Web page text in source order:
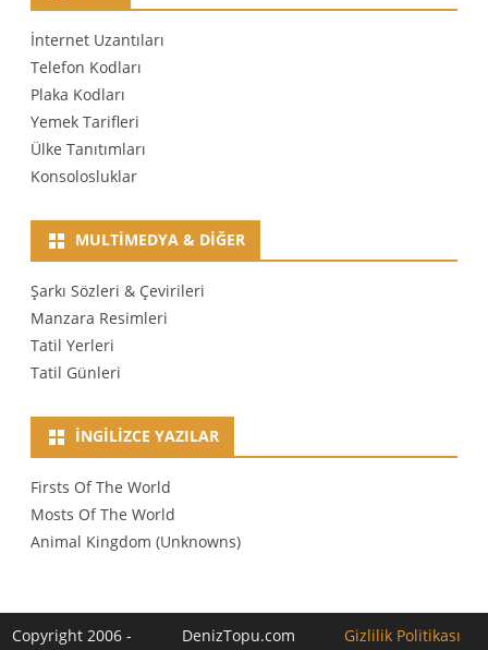
İnternet Uzantıları
Telefon Kodları
Plaka Kodları
Yemek Tarifleri
Ülke Tanıtımları
Konsolosluklar
MULTIMEDYA & DIĞER
Şarkı Sözleri & Çevirileri
Manzara Resimleri
Tatil Yerleri
Tatil Günleri
İNGILIZCE YAZILAR
Firsts Of The World
Mosts Of The World
Animal Kingdom (Unknowns)
Copyright 2006 - DenizTopu.com Gizlilik Politikası